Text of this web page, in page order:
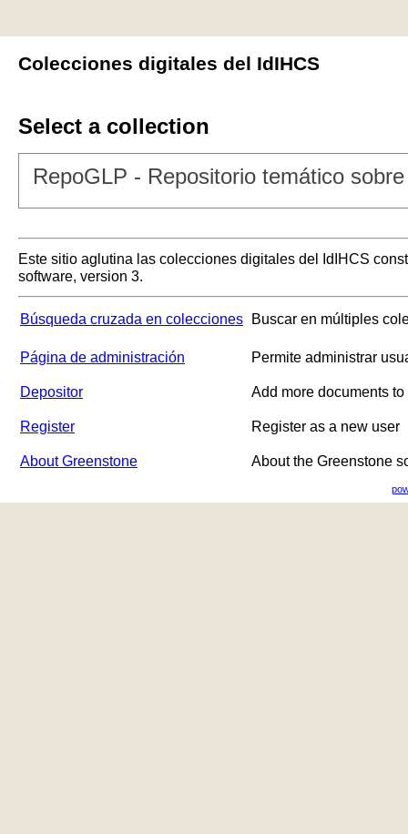
Colecciones digitales del IdIHCS
Select a collection
RepoGLP - Repositorio temático
Este sitio aglutina las colecciones digitales del IdIHCS
software, version 3.
Búsqueda cruzada en colecciones Buscar en múltiples
Página de administración Permite administrar
Depositor Add more documents
Register Register as a new user
About Greenstone About the Greenstone